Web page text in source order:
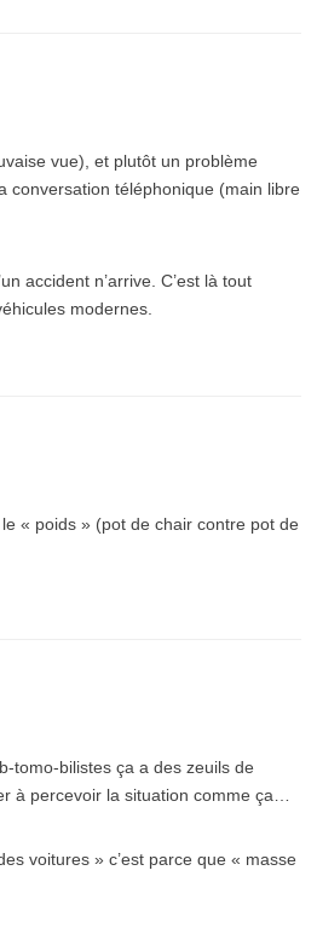
vue), et plutôt un problème
conversation téléphonique (main libre
accident n’arrive. C’est là tout
modernes.
« poids » (pot de chair contre pot de
tomo-bilistes ça a des zeuils de
à percevoir la situation comme ça…
voitures » c’est parce que « masse